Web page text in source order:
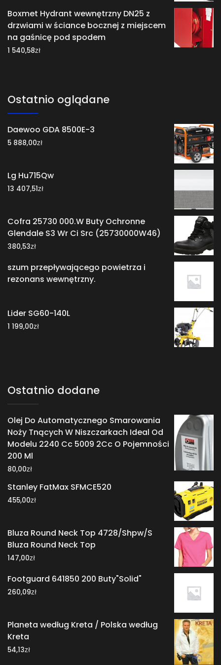
Boxmet Hydrant wewnętrzny DN25 z
drzwiami w ściance bocznej z miejscem
na gaśnicę pod spodem
1 540,58zł
Ostatnio oglądane
Daewoo GDA 8500E-3
5 888,00zł
Lg Hu715Qw
13 407,51zł
Cofra 25730 000.W Buty Ochronne
Glendale S3 Wr Ci Src (25730000W46)
380,53zł
szum przepływającego powietrza i
rezonans wewnętrzny.
Lider SG60-140L
1 199,00zł
Ostatnio dodane
Olej Do Automatycznego Smarowania
Noży Tnących W Niszczarkach Ideal Od
Modelu 2240 Cc 5009 2Cc O Pojemności
200 Ml
80,00zł
Stanley FatMax SFMCE520
455,00zł
Bluza Round Neck Top 4728/Shpw/S
Bluza Round Neck Top
147,00zł
Footguard 641850 200 Buty"Solid"
260,09zł
Planeta według Kreta / Polska według
Kreta
54,13zł